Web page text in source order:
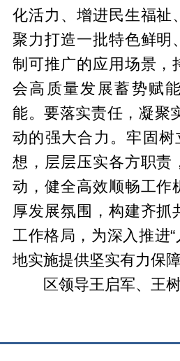
化活力、增进民生福祉
聚力打造一批特色鲜明
制可推广的应用场景，
会高质量发展蓄势赋
能。要落实责任，凝聚
动的强大合力。牢固树
想，层层压实各方职责
动，健全高效顺畅工作
厚发展氛围，构建齐抓
工作格局，为深入推进
地实施提供坚实有力保障
区领导王启军、王树